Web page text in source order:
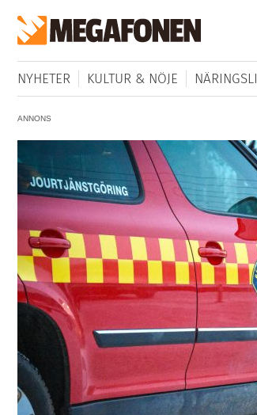
NYHETER KULTUR & NÖJE
ANNONS